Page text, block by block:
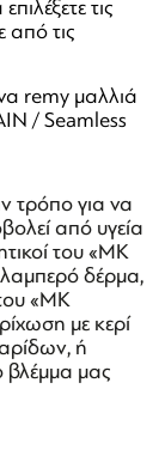
τις
από τις
remy μαλλιά
/ Seamless
τρόπο για να
από υγεία
του «MK
δέρμα,
«MK
με κερί
ή
βλέμμα μας